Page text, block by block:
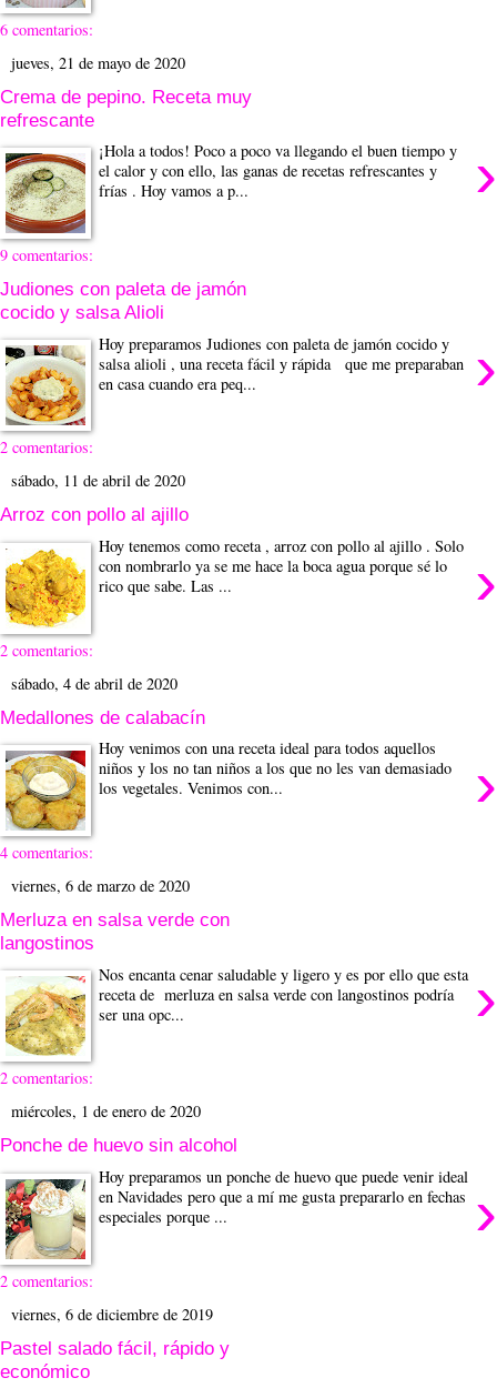
6 comentarios:
jueves, 21 de mayo de 2020
Crema de pepino. Receta muy
refrescante
›
¡Hola a todos! Poco a poco va llegando el buen tiempo y
el calor y con ello, las ganas de recetas refrescantes y
frías . Hoy vamos a p...
9 comentarios:
Judiones con paleta de jamón
cocido y salsa Alioli
›
Hoy preparamos Judiones con paleta de jamón cocido y
salsa alioli , una receta fácil y rápida que me preparaban
en casa cuando era peq...
2 comentarios:
sábado, 11 de abril de 2020
Arroz con pollo al ajillo
›
Hoy tenemos como receta , arroz con pollo al ajillo . Solo
con nombrarlo ya se me hace la boca agua porque sé lo
rico que sabe. Las ...
2 comentarios:
sábado, 4 de abril de 2020
Medallones de calabacín
›
Hoy venimos con una receta ideal para todos aquellos
niños y los no tan niños a los que no les van demasiado
los vegetales. Venimos con...
4 comentarios:
viernes, 6 de marzo de 2020
Merluza en salsa verde con
langostinos
›
Nos encanta cenar saludable y ligero y es por ello que esta
receta de merluza en salsa verde con langostinos podría
ser una opc...
2 comentarios:
miércoles, 1 de enero de 2020
Ponche de huevo sin alcohol
›
Hoy preparamos un ponche de huevo que puede venir ideal
en Navidades pero que a mí me gusta prepararlo en fechas
especiales porque ...
2 comentarios:
viernes, 6 de diciembre de 2019
Pastel salado fácil, rápido y
económico